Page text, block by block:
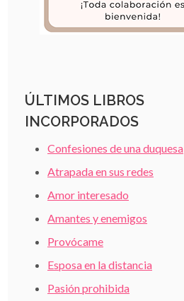
ÚLTIMOS LIBROS
INCORPORADOS
Confesiones de una duquesa
Atrapada en sus redes
Amor interesado
Amantes y enemigos
Provócame
Esposa en la distancia
Pasión prohibida